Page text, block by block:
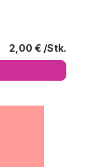
Regulärer
2,00 €